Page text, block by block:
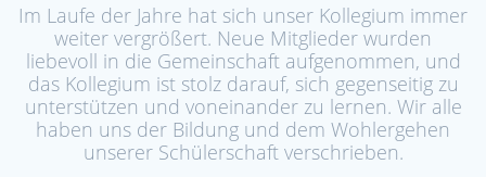
Im Laufe der Jahre hat sich unser Kollegium immer
weiter vergrößert. Neue Mitglieder wurden
liebevoll in die Gemeinschaft aufgenommen, und
das Kollegium ist stolz darauf, sich gegenseitig zu
unterstützen und voneinander zu lernen. Wir alle
haben uns der Bildung und dem Wohlergehen
unserer Schülerschaft verschrieben.